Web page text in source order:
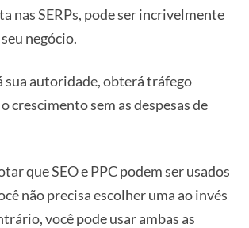
nas SERPs, pode ser incrivelmente
negócio.
sua autoridade, obterá tráfego
crescimento sem as despesas de
que SEO e PPC podem ser usados
não precisa escolher uma ao invés
você pode usar ambas as